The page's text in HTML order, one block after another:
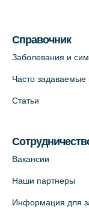
д.3, В.О.
Справочник
Заболевания и
Часто задаваемые
Статьи
Вакансии
Наши партнеры
Информация для